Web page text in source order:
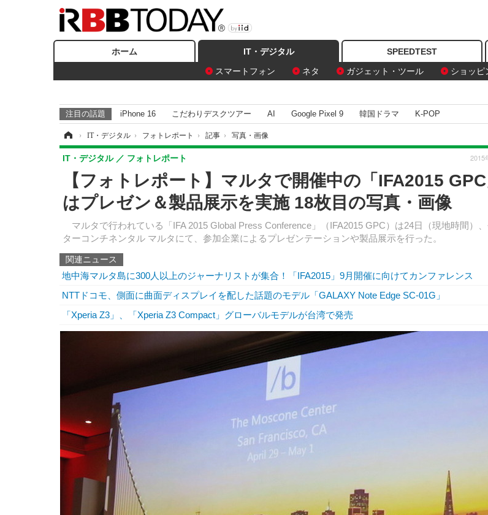
ホーム
IT・デジタル
スマートフォン
ネタ ガジェット・ツール ショッピ
SPEEDTEST
注目の話題 iPhone 16 こだわりデスクツアー AI Google Pixel 9 韓国ドラマ K-POP
› IT・デジタル › フォトレポート › 記事 › 写真・画像
【フォトレポート】マルタで開催中の「IFA2015
はプレゼン＆製品展示を実施 18枚目の写真・画像
マルタで行われている「IFA 2015 Global Press Conference」（IFA2015 GPC）は24日（現地時間）
ターコンチネンタル マルタにて、参加企業によるプレゼンテーションや製品展示を行った。
IT・デジタル フォトレポート 2015
関連ニュース
地中海マルタ島に300人以上のジャーナリストが集合！「IFA2015」9月開催に向けてカンファレンス
NTTドコモ、側面に曲面ディスプレイを配した話題のモデル「GALAXY Note Edge SC-01G」
「Xperia Z3」、「Xperia Z3 Compact」グローバルモデルが台湾で発売